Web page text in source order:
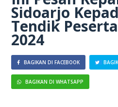
Sidoarjo
Tendik
2024
BAGIKAN DI FACEBOOK
BAGIKAN DI WHATSAPP